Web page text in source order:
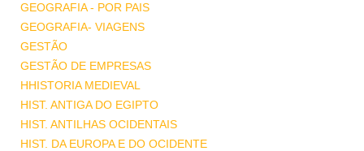
GEOGRAFIA - POR PAIS
GEOGRAFIA- VIAGENS
GESTÃO
GESTÃO DE EMPRESAS
HHISTORIA MEDIEVAL
HIST. ANTIGA DO EGIPTO
HIST. ANTILHAS OCIDENTAIS
HIST. DA EUROPA E DO OCIDENTE